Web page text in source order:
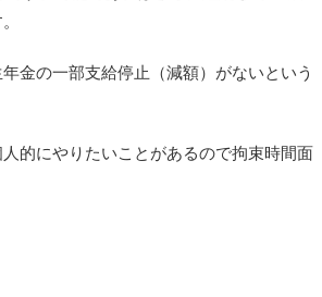
金の一部支給停止（減額）がないという
的にやりたいことがあるので拘束時間面